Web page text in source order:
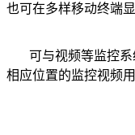
也可在多样移动终端
可与视频等监控系
相应位置的监控视频